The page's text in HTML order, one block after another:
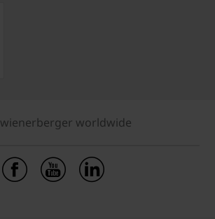
wienerberger worldwide